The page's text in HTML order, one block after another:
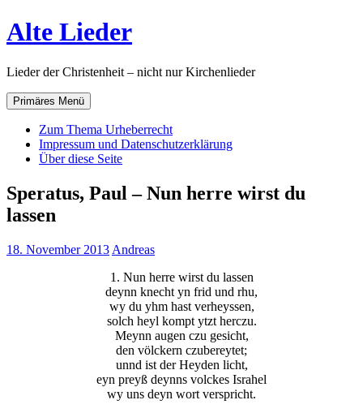
Zum
Inhalt
Alte Lieder
Lieder der Christenheit – nicht nur Kirchenlieder
Primäres Menü
Zum Thema Urheberrecht
Impressum und Datenschutzerklärung
Über diese Seite
Speratus, Paul – Nun herre wirst du
lassen
18. November 2013 Andreas
1. Nun herre wirst du lassen
deynn knecht yn frid und rhu,
wy du yhm hast verheyssen,
solch heyl kompt ytzt herczu.
Meynn augen czu gesicht,
den völckern czubereytet;
unnd ist der Heyden licht,
eyn preyß deynns volckes Israhel
wy uns deyn wort verspricht.